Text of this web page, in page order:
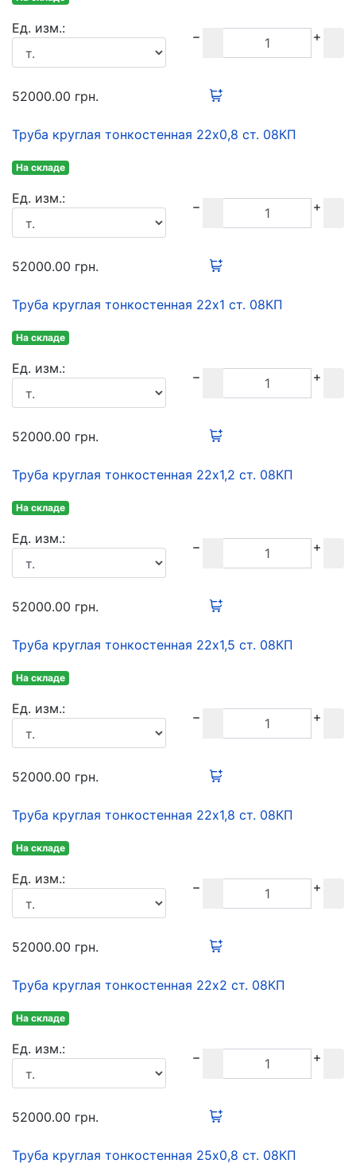
Ед. изм.:
52000.00 грн.
Труба круглая тонкостенная 22х0,8 ст. 08КП
На складе
Ед. изм.:
52000.00 грн.
Труба круглая тонкостенная 22х1 ст. 08КП
На складе
Ед. изм.:
52000.00 грн.
Труба круглая тонкостенная 22х1,2 ст. 08КП
На складе
Ед. изм.:
52000.00 грн.
Труба круглая тонкостенная 22х1,5 ст. 08КП
На складе
Ед. изм.:
52000.00 грн.
Труба круглая тонкостенная 22х1,8 ст. 08КП
На складе
Ед. изм.:
52000.00 грн.
Труба круглая тонкостенная 22х2 ст. 08КП
На складе
Ед. изм.:
52000.00 грн.
Труба круглая тонкостенная 25х0,8 ст. 08КП